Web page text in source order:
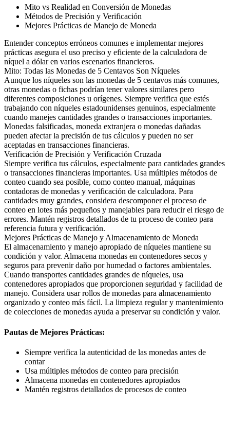
Mito vs Realidad en Conversión de Monedas
Métodos de Precisión y Verificación
Mejores Prácticas de Manejo de Moneda
Entender conceptos erróneos comunes e implementar mejores
prácticas asegura el uso preciso y eficiente de la calculadora de
níquel a dólar en varios escenarios financieros.
Mito: Todas las Monedas de 5 Centavos Son Níqueles
Aunque los níqueles son las monedas de 5 centavos más comunes,
otras monedas o fichas podrían tener valores similares pero
diferentes composiciones u orígenes. Siempre verifica que estés
trabajando con níqueles estadounidenses genuinos, especialmente
cuando manejes cantidades grandes o transacciones importantes.
Monedas falsificadas, moneda extranjera o monedas dañadas
pueden afectar la precisión de tus cálculos y pueden no ser
aceptadas en transacciones financieras.
Verificación de Precisión y Verificación Cruzada
Siempre verifica tus cálculos, especialmente para cantidades grandes
o transacciones financieras importantes. Usa múltiples métodos de
conteo cuando sea posible, como conteo manual, máquinas
contadoras de monedas y verificación de calculadora. Para
cantidades muy grandes, considera descomponer el proceso de
conteo en lotes más pequeños y manejables para reducir el riesgo de
errores. Mantén registros detallados de tu proceso de conteo para
referencia futura y verificación.
Mejores Prácticas de Manejo y Almacenamiento de Moneda
El almacenamiento y manejo apropiado de níqueles mantiene su
condición y valor. Almacena monedas en contenedores secos y
seguros para prevenir daño por humedad o factores ambientales.
Cuando transportes cantidades grandes de níqueles, usa
contenedores apropiados que proporcionen seguridad y facilidad de
manejo. Considera usar rollos de monedas para almacenamiento
organizado y conteo más fácil. La limpieza regular y mantenimiento
de colecciones de monedas ayuda a preservar su condición y valor.
Pautas de Mejores Prácticas:
Siempre verifica la autenticidad de las monedas antes de
contar
Usa múltiples métodos de conteo para precisión
Almacena monedas en contenedores apropiados
Mantén registros detallados de procesos de conteo